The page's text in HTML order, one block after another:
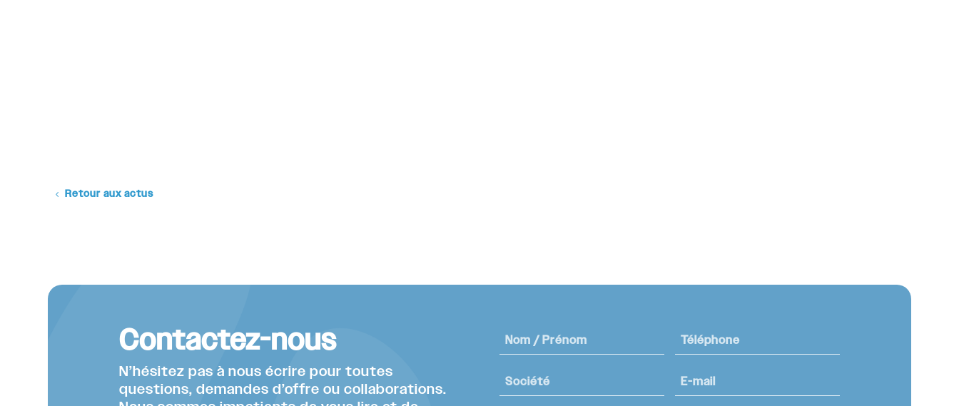
Retour aux actus
Contactez-nous
N’hésitez pas à nous écrire pour toutes
questions, demandes d’offre ou collaborations.